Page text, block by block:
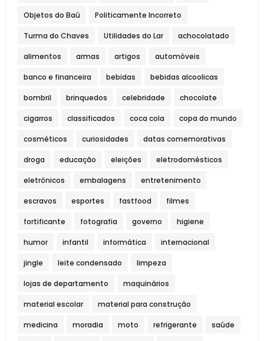
Objetos do Baú Politicamente Incorreto
Turma do Chaves Utilidades do Lar achocolatado
alimentos armas artigos automóveis
banco e financeira bebidas bebidas alcoolicas
bombril brinquedos celebridade chocolate
cigarros classificados coca cola copa do mundo
cosméticos curiosidades datas comemorativas
droga educação eleições eletrodomésticos
eletrônicos embalagens entretenimento
escravos esportes fastfood filmes
fortificante fotografia governo higiene
humor infantil informática internacional
jingle leite condensado limpeza
lojas de departamento maquinários
material escolar material para construção
medicina moradia moto refrigerante saúde